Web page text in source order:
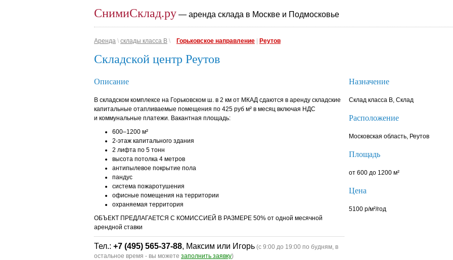
СнимиСклад.ру — аренда склада в Москве и Подмосковье
Аренда \ склады класса B \ Горьковское направление Реутов
Складской центр Реутов
Описание
В складском комплексе на Горьковском ш. в 2 км от МКАД сдаются в аренду складские
капитальные отапливаемые помещения по 425 руб м² в месяц включая НДС
и коммунальные платежи. Вакантная площадь:
600–1200 м²
2-этаж капитального здания
2 лифта по 5 тонн
высота потолка 4 метров
антипылевое покрытие пола
пандус
система пожаротушения
офисные помещения на территории
охраняемая территория
ОБЪЕКТ ПРЕДЛАГАЕТСЯ С КОМИССИЕЙ В РАЗМЕРЕ 50% от одной месячной
арендной ставки
Тел.: +7 (495) 565-37-88, Максим или Игорь (с 9:00 до 19:00 по будням, в
остальное время - вы можете заполнить заявку)
Назначение
Склад класса B, Склад
Расположение
Московская область, Реутов
Площадь
от 600 до 1200 м²
Цена
5100 р/м²/год